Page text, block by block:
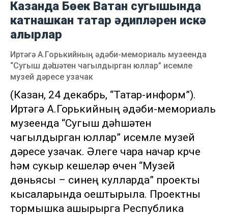
Казанда Бөек Ватан сугышында
катнашкан татар әдипләрен искә
алырлар
Иртәгә А.Горькийның әдәби-мемориаль музеенда
“Сугыш дәһшәтен чагылдырган юллар” исемле
музей дәресе узачак
(Казан, 24 декабрь, “Татар-информ”).
Иртәгә А.Горькийның әдәби-мемориаль
музеенда “Сугыш дәһшәтен
чагылдырган юллар” исемле музей
дәресе узачак. Әлеге чара начар күрүче
һәм сукыр кешеләр өчен “Музей
дөньясы – синең кулларда” проекты
кысаларында оештырыла. Проектны
тормышка ашырырга Республика